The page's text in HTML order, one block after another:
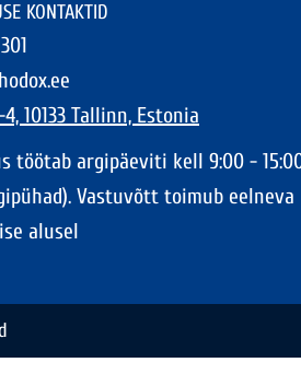
KONTAKTID
10133 Tallinn, Estonia
töötab argipäeviti kell 9:00 -
Vastuvõtt toimub eelneva
alusel